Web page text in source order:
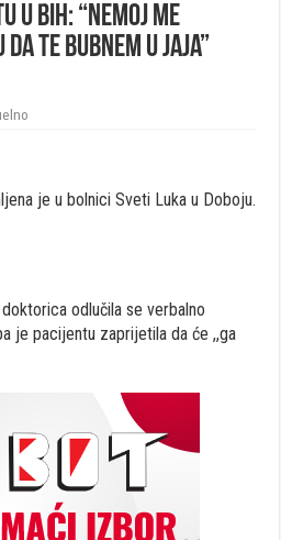
BiH: “Nemoj me
te bubnem u jaja”
je u bolnici Sveti Luka u Doboju.
odlučila se verbalno
je pacijentu zaprijetila da će ,,ga